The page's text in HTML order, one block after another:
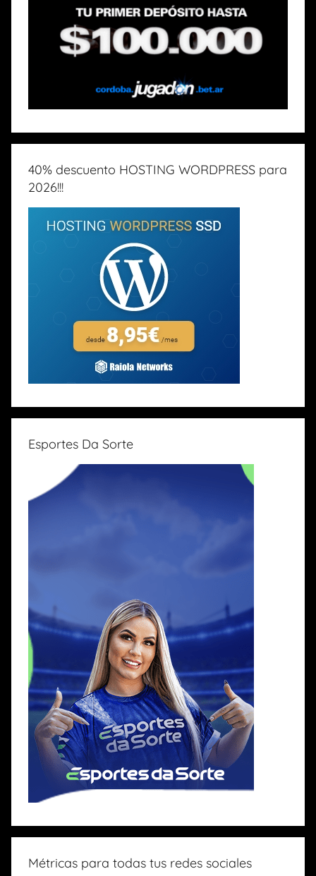
40% descuento HOSTING WORDPRESS para
2026!!!
Esportes Da Sorte
Métricas para todas tus redes sociales